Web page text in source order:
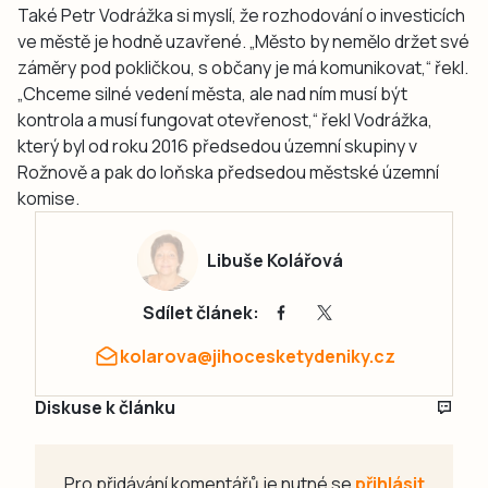
Také Petr Vodrážka si myslí, že rozhodování o investicích
ve městě je hodně uzavřené. „Město by nemělo držet své
záměry pod pokličkou, s občany je má komunikovat,“ řekl.
„Chceme silné vedení města, ale nad ním musí být
kontrola a musí fungovat otevřenost,“ řekl Vodrážka,
který byl od roku 2016 předsedou územní skupiny v
Rožnově a pak do loňska předsedou městské územní
komise.
Libuše Kolářová
Sdílet článek:
kolarova@jihocesketydeniky.cz
Diskuse k článku